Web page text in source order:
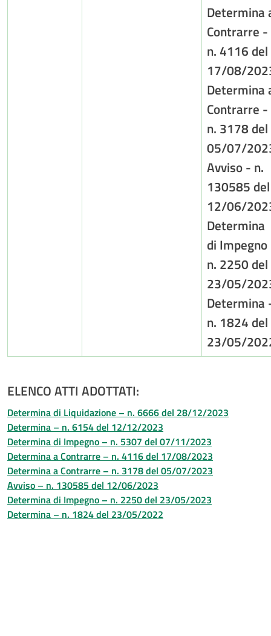
Determina
Contrarre -
n. 4116 del
17/08/
Determina
Contrarre -
n. 3178 del
05/07/
Avviso - n.
130585 del
12/06/
Determina
di
n. 2250 del
23/05/
Determina
n. 1824 del
23/05/
ELENCO ATTI ADOTTATI:
Determina di Liquidazione – n. 6666 del 28/12/2023
Determina – n. 6154 del 12/12/2023
Determina di Impegno – n. 5307 del 07/11/2023
Determina a Contrarre – n. 4116 del 17/08/2023
Determina a Contrarre – n. 3178 del 05/07/2023
Avviso – n. 130585 del 12/06/2023
Determina di Impegno – n. 2250 del 23/05/2023
Determina – n. 1824 del 23/05/2022